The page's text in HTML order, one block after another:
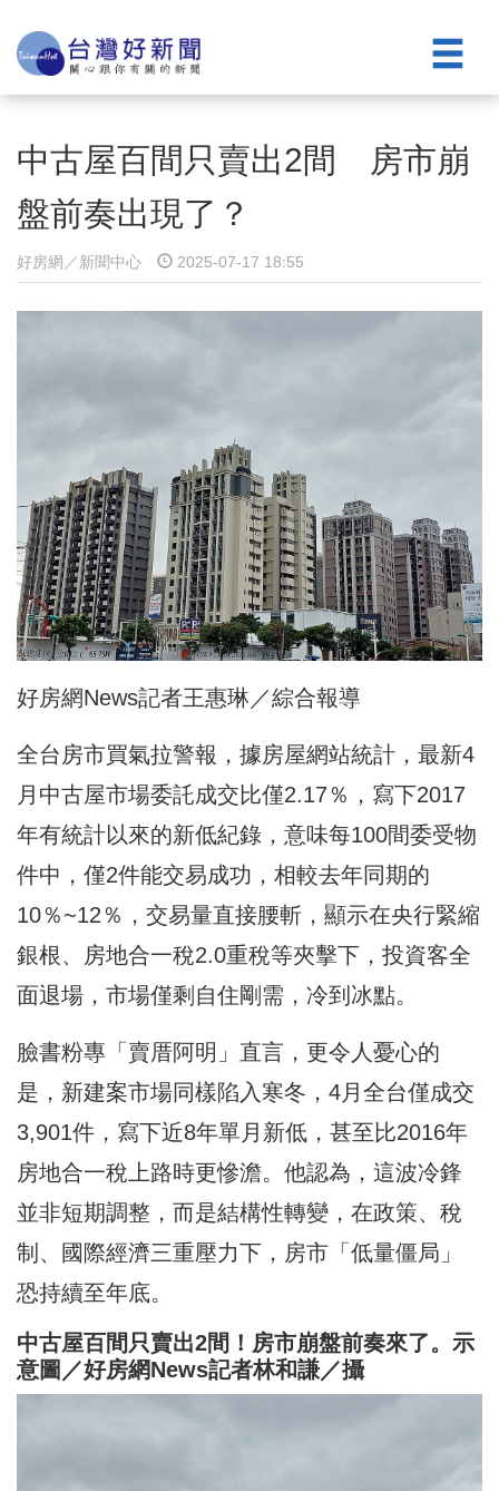
中古屋百間只賣出2間 房市崩
盤前奏出現了？
好房網／新聞中心 2025-07-17 18:55
好房網News記者王惠琳／綜合報導
全台房市買氣拉警報，據房屋網站統計，最新4
月中古屋市場委託成交比僅2.17％，寫下2017
年有統計以來的新低紀錄，意味每100間委受物
件中，僅2件能交易成功，相較去年同期的
10％~12％，交易量直接腰斬，顯示在央行緊縮
銀根、房地合一稅2.0重稅等夾擊下，投資客全
面退場，市場僅剩自住剛需，冷到冰點。
臉書粉專「賣厝阿明」直言，更令人憂心的
是，新建案市場同樣陷入寒冬，4月全台僅成交
3,901件，寫下近8年單月新低，甚至比2016年
房地合一稅上路時更慘澹。他認為，這波冷鋒
並非短期調整，而是結構性轉變，在政策、稅
制、國際經濟三重壓力下，房市「低量僵局」
恐持續至年底。
中古屋百間只賣出2間！房市崩盤前奏來了。示
意圖／好房網News記者林和謙／攝